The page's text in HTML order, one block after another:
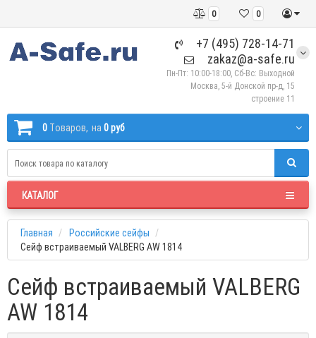
0
0
+7 (495) 728-14-71
zakaz@a-safe.ru
Пн-Пт: 10:00-18:00, Сб-Вс: Выходной
Москва, 5-й Донской пр-д, 15
строение 11
0 Tоваров, на 0 руб
КАТАЛОГ
Главная
Российские сейфы
Сейф встраиваемый VALBERG AW 1814
Сейф встраиваемый VALBERG
AW 1814